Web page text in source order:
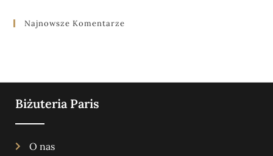
Najnowsze Komentarze
Biżuteria Paris
O nas